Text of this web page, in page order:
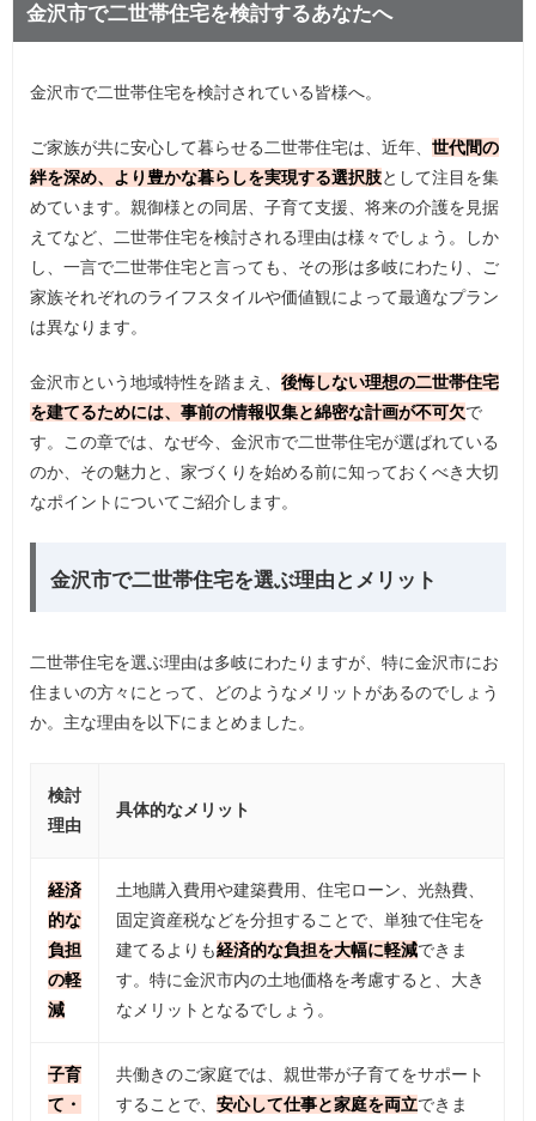
金沢市で二世帯住宅を検討するあなたへ
金沢市で二世帯住宅を検討されている皆様へ。
ご家族が共に安心して暮らせる二世帯住宅は、近年、世代間の
絆を深め、より豊かな暮らしを実現する選択肢として注目を集
めています。親御様との同居、子育て支援、将来の介護を見据
えてなど、二世帯住宅を検討される理由は様々でしょう。しか
し、一言で二世帯住宅と言っても、その形は多岐にわたり、ご
家族それぞれのライフスタイルや価値観によって最適なプラン
は異なります。
金沢市という地域特性を踏まえ、後悔しない理想の二世帯住宅
を建てるためには、事前の情報収集と綿密な計画が不可欠で
す。この章では、なぜ今、金沢市で二世帯住宅が選ばれている
のか、その魅力と、家づくりを始める前に知っておくべき大切
なポイントについてご紹介します。
金沢市で二世帯住宅を選ぶ理由とメリット
二世帯住宅を選ぶ理由は多岐にわたりますが、特に金沢市にお
住まいの方々にとって、どのようなメリットがあるのでしょう
か。主な理由を以下にまとめました。
検討
理由
具体的なメリット
経済
的な
負担
の軽
減
土地購入費用や建築費用、住宅ローン、光熱費、
固定資産税などを分担することで、単独で住宅を
建てるよりも経済的な負担を大幅に軽減できま
す。特に金沢市内の土地価格を考慮すると、大き
なメリットとなるでしょう。
子育
て・
共働きのご家庭では、親世帯が子育てをサポート
することで、安心して仕事と家庭を両立できま